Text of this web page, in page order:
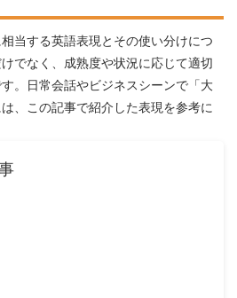
当する英語表現とその使い分けにつ
でなく、成熟度や状況に応じて適切
。日常会話やビジネスシーンで「大
、この記事で紹介した表現を参考に